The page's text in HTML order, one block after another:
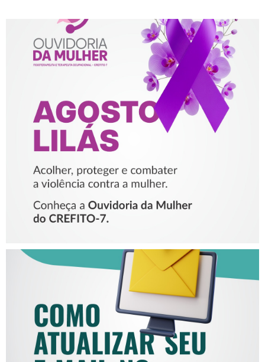
AGOSTO LILÁS – ACOLHER,
PROTEGER E COMBATER A
VIOLÊNCIA CONTRA A
MULHER
COMO ATUALIZAR SEU E-
MAIL NO CREFITO-7